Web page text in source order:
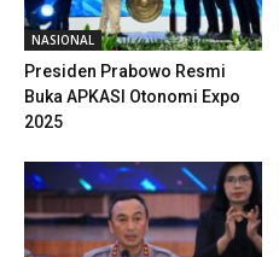
NASIONAL
Presiden Prabowo Resmi
Buka APKASI Otonomi Expo
2025